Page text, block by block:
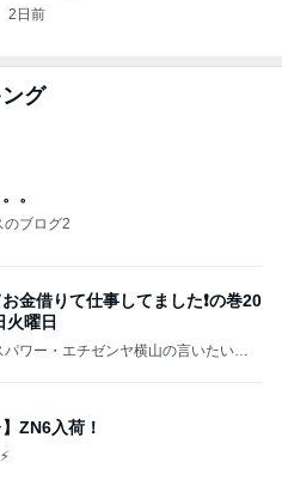
2日前
グ
。
のブログ2
金借りて仕事してました❗の巻20
火曜日
ワー・エチゼンヤ横山の言いたい放
】ZN6入荷！